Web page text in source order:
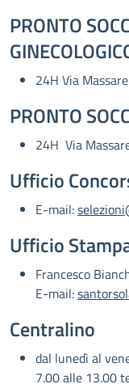
PRONTO
24H Via
PRONTO
24H Via
Ufficio
E-mail:
Ufficio
Francesco
E-mail:
Centralino
dal lunedì al
7.00 alle 13.00